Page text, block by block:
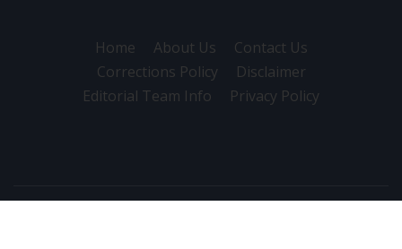
Home About Us
Contact Us
Corrections Policy
Disclaimer
Editorial Team Info
Privacy Policy